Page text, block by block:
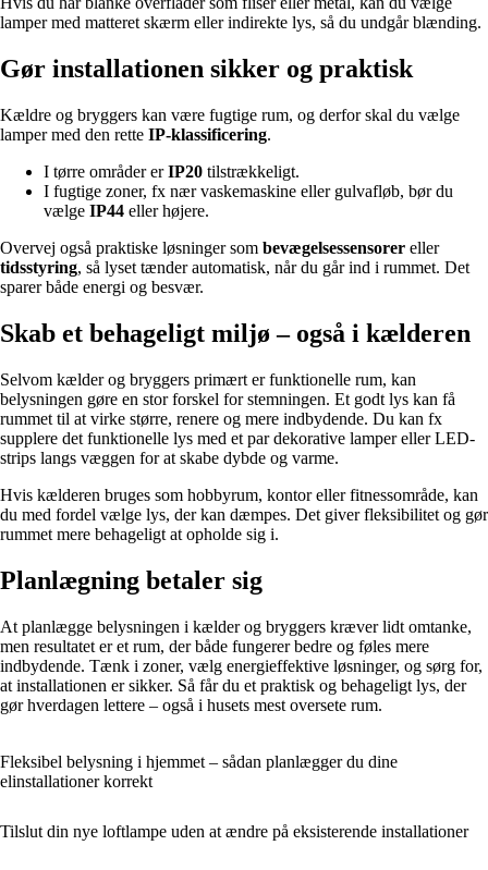
lamper med matteret skærm eller indirekte lys, så du undgår blænding.
Gør installationen sikker og praktisk
Kældre og bryggers kan være fugtige rum, og derfor skal du vælge
lamper med den rette IP-klassificering.
I tørre områder erIP20 tilstrækkeligt.
I fugtige zoner, fx nær vaskemaskine eller gulvafløb, bør du
vælge IP44 eller højere.
Overvej også praktiske løsninger som bevægelsessensorer eller
tidsstyring, så lyset tænder automatisk, når du går ind i rummet. Det
sparer både energi og besvær.
Skab et behageligt miljø – også i kælderen
Selvom kælder og bryggers primært er funktionelle rum, kan
belysningen gøre en stor forskel for stemningen. Et godt lys kan få
rummet til at virke større, renere og mere indbydende. Du kan fx
supplere det funktionelle lys med et par dekorative lamper eller LED-
strips langs væggen for at skabe dybde og varme.
Hvis kælderen bruges som hobbyrum, kontor eller fitnessområde, kan
du med fordel vælge lys, der kan dæmpes. Det giver fleksibilitet og gør
rummet mere behageligt at opholde sig i.
Planlægning betaler sig
At planlægge belysningen i kælder og bryggers kræver lidt omtanke,
men resultatet er et rum, der både fungerer bedre og føles mere
indbydende. Tænk i zoner, vælg energieffektive løsninger, og sørg for,
at installationen er sikker. Så får du et praktisk og behageligt lys, der
gør hverdagen lettere – også i husets mest oversete rum.
Fleksibel belysning i hjemmet – sådan planlægger du dine
elinstallationer korrekt
Tilslut din nye loftlampe uden at ændre på eksisterende installationer